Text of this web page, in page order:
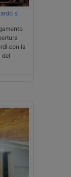
si
con la
del